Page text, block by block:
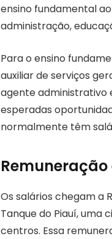
ensino fundamental
administração,
Para o ensino
auxiliar de serviços
agente administrativo
esperadas
normalmente têm
Os salários chegam a
Tanque do Piauí, uma
centros. Essa